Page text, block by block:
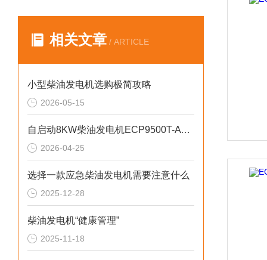
相关文章 / ARTICLE
小型柴油发电机选购极简攻略
2026-05-15
自启动8KW柴油发电机ECP9500T-ATS参数介绍
2026-04-25
选择一款应急柴油发电机需要注意什么
2025-12-28
柴油发电机“健康管理”
2025-11-18